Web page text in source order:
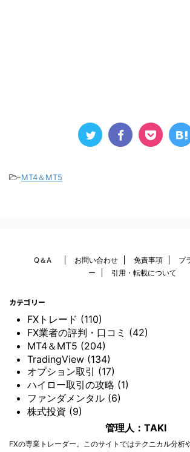
-MT4＆MT5
Q＆A お問い合わせ 免責事項
プ
ー
引用・転載について
カテゴリー
FXトレード (110)
FX業者の評判・口コミ (42)
MT4＆MT5 (204)
TradingView (134)
オプション取引 (17)
ハイロー取引の攻略 (1)
ファンダメンタル (6)
株式投資 (9)
管理人：TAKI
FXの専業トレーダー。このサイトではテクニカル分析